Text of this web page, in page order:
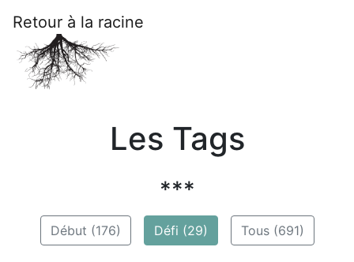
Retour à la racine
Les Tags
***
Début (176) Défi (29) Tous (691)